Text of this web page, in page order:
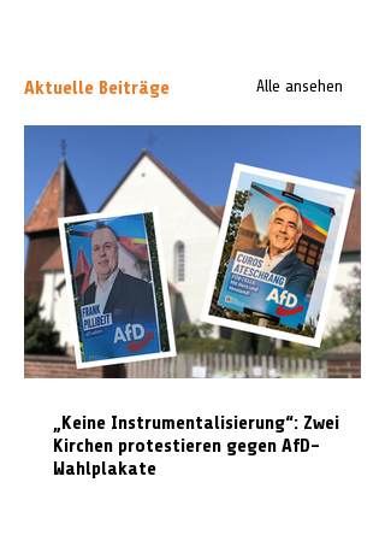
Aktuelle Beiträge Alle ansehen
„Keine Instrumentalisierung“: Zwei
Kirchen protestieren gegen AfD-
Wahlplakate